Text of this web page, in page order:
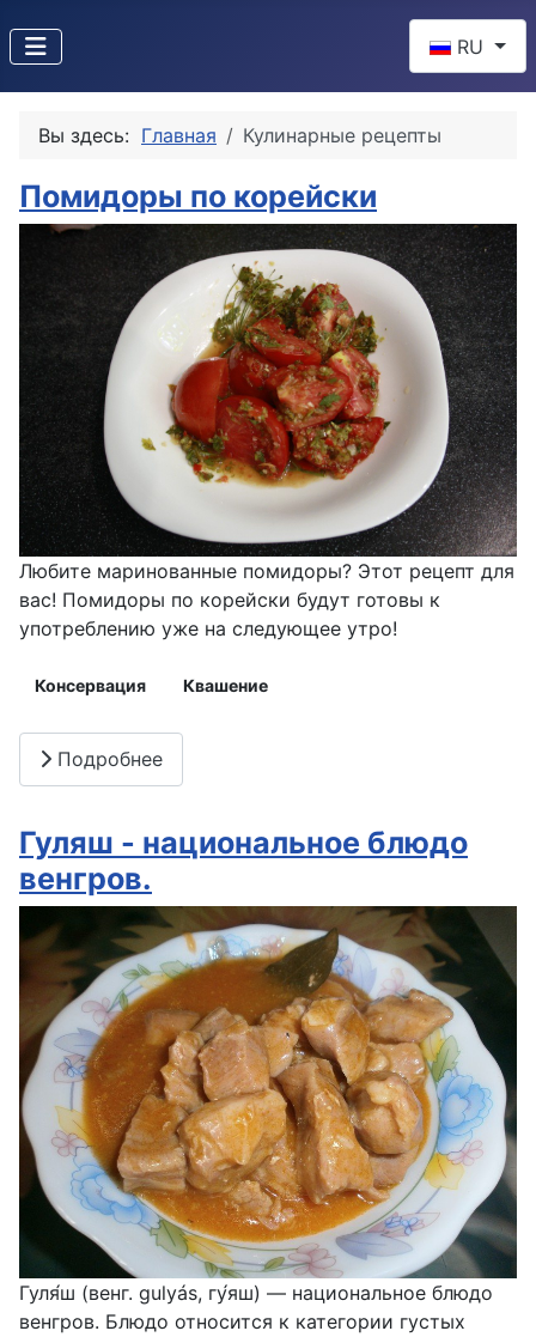
RU
Вы здесь: Главная Кулинарные рецепты
Помидоры по корейски
Любите маринованные помидоры? Этот рецепт для
вас! Помидоры по корейски будут готовы к
употреблению уже на следующее утро!
Консервация Квашение
Подробнее
Гуляш - национальное блюдо
венгров.
Гуля́ш (венг. gulyás, гу́яш) — национальное блюдо
венгров. Блюдо относится к категории густых